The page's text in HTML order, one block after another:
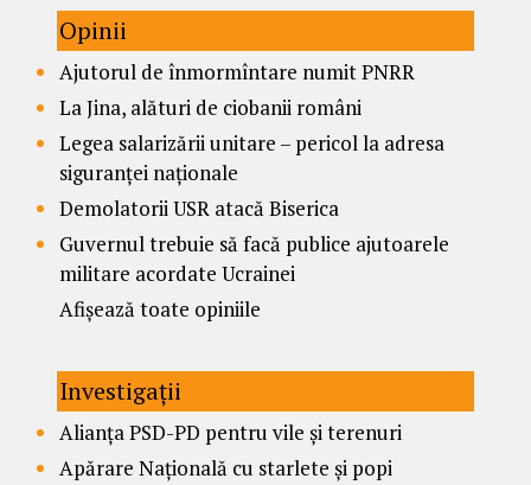
Opinii
Ajutorul de înmormîntare numit PNRR
La Jina, alături de ciobanii români
Legea salarizării unitare – pericol la adresa
siguranței naționale
Demolatorii USR atacă Biserica
Guvernul trebuie să facă publice ajutoarele
militare acordate Ucrainei
Afișează toate opiniile
Investigații
Alianța PSD-PD pentru vile și terenuri
Apărare Națională cu starlete și popi